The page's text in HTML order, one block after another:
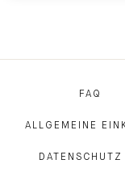
FAQ
ALLGEMEINE
DATENSCHUTZ